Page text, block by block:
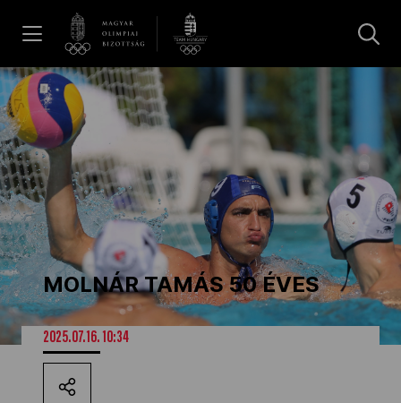
Hírek
Galéria
Dakar 2026
Los Angeles 2028
MOB
MOLNÁR TAMÁS 50 ÉVES
2025.07.16. 10:34